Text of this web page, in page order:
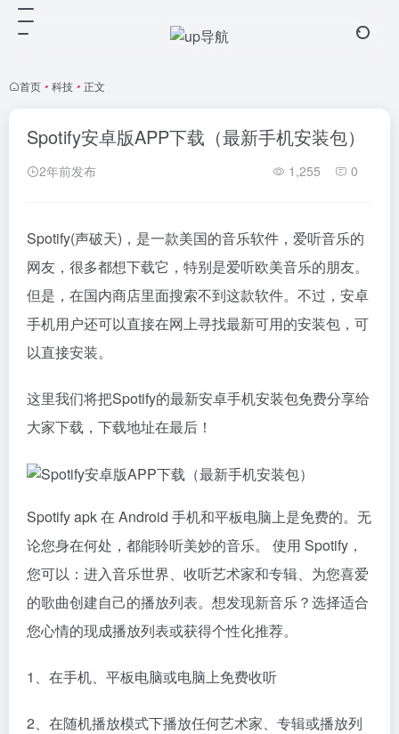
首页 • 科技 • 正文
Spotify安卓版APP下载（最新手机安装包）
2年前发布 1,255 0
Spotify(声破天)，是一款美国的音乐软件，爱听音乐的
网友，很多都想下载它，特别是爱听欧美音乐的朋友。
但是，在国内商店里面搜索不到这款软件。不过，安卓
手机用户还可以直接在网上寻找最新可用的安装包，可
以直接安装。
这里我们将把Spotify的最新安卓手机安装包免费分享给
大家下载，下载地址在最后！
Spotify apk 在 Android 手机和平板电脑上是免费的。无
论您身在何处，都能聆听美妙的音乐。 使用 Spotify，
您可以：进入音乐世界、收听艺术家和专辑、为您喜爱
的歌曲创建自己的播放列表。想发现新音乐？选择适合
您心情的现成播放列表或获得个性化推荐。
1、在手机、平板电脑或电脑上免费收听
2、在随机播放模式下播放任何艺术家、专辑或播放列